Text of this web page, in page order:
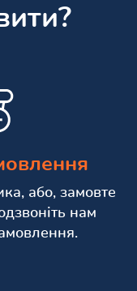
або, замовте
нам